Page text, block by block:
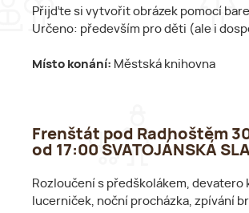
Přijďte si vytvořit obrázek pomocí
Určeno: především pro děti (ale i
Místo konání: Městská knihovna
Frenštát pod Radhoštěm
od 17:00 SVATOJÁNSKÁ
Rozloučení s předškolákem, devatero
lucerniček, noční procházka, zpívání